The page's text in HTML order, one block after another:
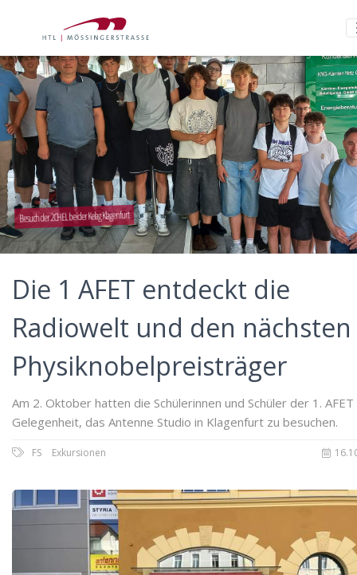
Besuch der 2CHEL bei der Kelag Klagenfurt
Die 1 AFET entdeckt die
Radiowelt und den nächsten
Physiknobelpreisträger
Am 2. Oktober hatten die Schülerinnen und Schüler der 1.
Gelegenheit, das Antenne Studio in Klagenfurt zu besuchen.
FS Exkursionen